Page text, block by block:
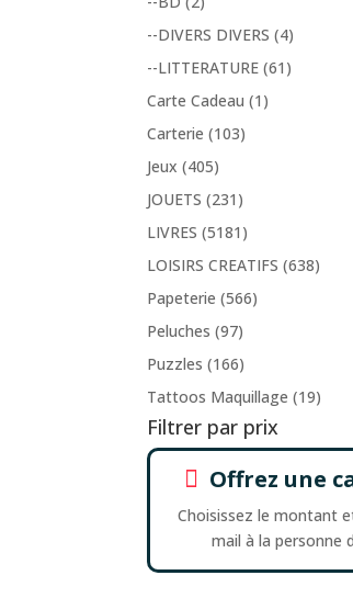
--DIVERS DIVERS (4)
--LITTERATURE (61)
Carte Cadeau (1)
Carterie (103)
Jeux (405)
JOUETS (231)
LIVRES (5181)
LOISIRS CREATIFS (638)
Papeterie (566)
Peluches (97)
Puzzles (166)
Tattoos Maquillage (19)
Filtrer par prix
 Offrez une
Choisissez le montant
mail à la personne